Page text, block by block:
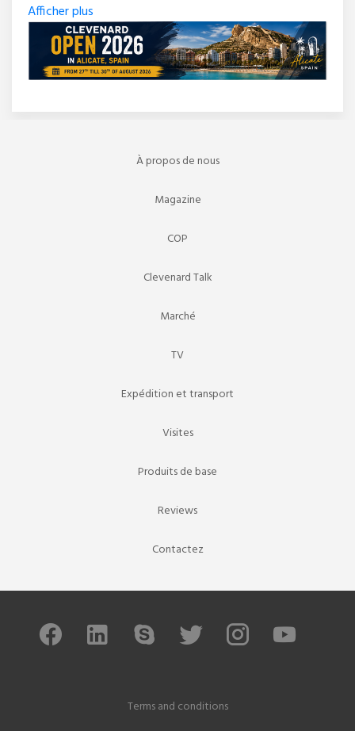
Afficher plus
À propos de nous
Magazine
COP
Clevenard Talk
Marché
TV
Expédition et transport
Visites
Produits de base
Reviews
Contactez
Terms and conditions